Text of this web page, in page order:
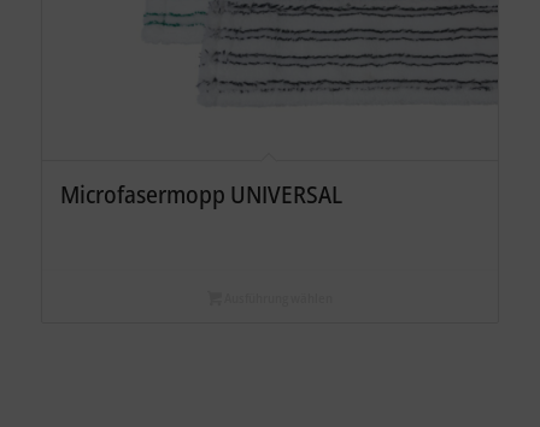
Microfasermopp UNIVERSAL